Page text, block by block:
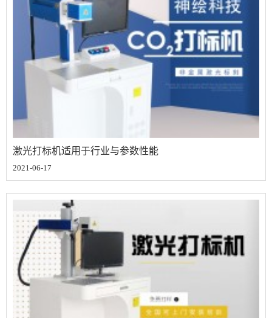
激光打标机适用于行业与参数性能
2021-06-17